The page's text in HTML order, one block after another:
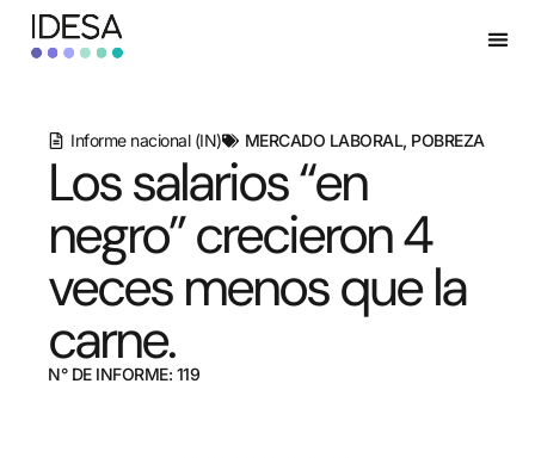
Informe nacional (IN) MERCADO LABORAL, POBREZA
Los salarios “en
negro” crecieron 4
veces menos que la
carne.
N° DE INFORME: 119